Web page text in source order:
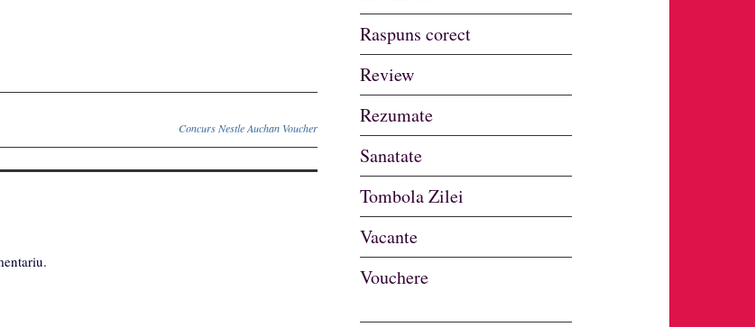
Concurs Nestle Auchan Voucher
Raspuns corect
Review
Rezumate
Sanatate
Tombola Zilei
Vacante
Vouchere